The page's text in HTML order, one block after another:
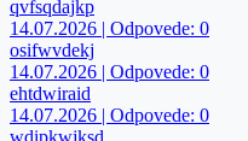
qvfsqdajkp
14.07.2026 | Odpovede: 0
osifwvdekj
14.07.2026 | Odpovede: 0
ehtdwiraid
14.07.2026 | Odpovede: 0